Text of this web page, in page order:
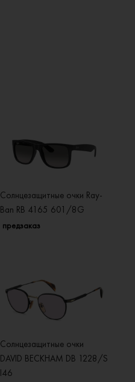
Солнцезащитные очки Ray-
Ban RB 4165 601/8G
предзаказ
Солнцезащитные очки
DAVID BECKHAM DB 1228/S
I46